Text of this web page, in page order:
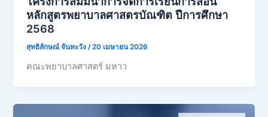
หลักสูตรพยาบาลศาสตรบัณฑิต ปีการศึกษา
2568
สุทธิลักษณ์ จันทะวัง/20 เมษายน 2026
คณะพยาบาลศาสตร์ มหาว